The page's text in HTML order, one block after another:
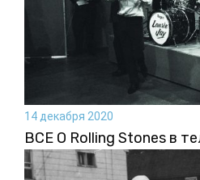
14 декабря 2020
ВСЕ О Rolling Stones в